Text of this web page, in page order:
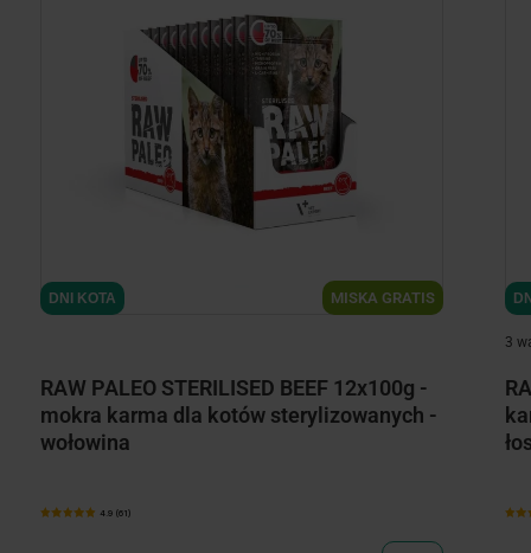
MISKA GRATIS
DNI KOTA
RAW PALEO STERILISED BEEF 12x100g -
mokra karma dla kotów sterylizowanych -
wołowina
4.9 (61)
3